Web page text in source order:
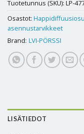
Tuotetunnus (SKU): LP-
Osastot:
asennustarvikkeet
Brand: LVI-PÖRSSI
LISÄTIEDOT